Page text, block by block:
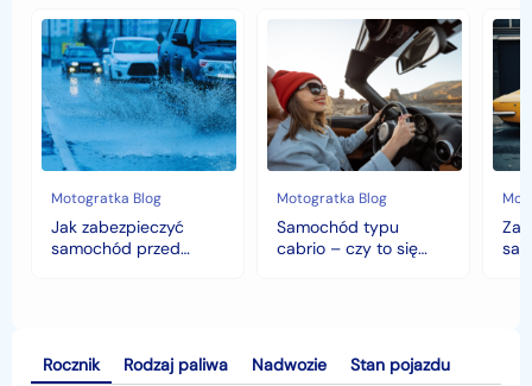
Jak
zabezpieczyć
samochód
przed
jesiennymi
chłodami
i
deszczem?
Motogratka Blog
Jak zabezpieczyć
samochód przed
Samochód
cabrio
–
czy
to
się
opłaca
w
polskim
klimacie?
Motogratka Blog
Samochód typu
cabrio – czy to się
czyli
Rocznik Rodzaj paliwa Nadwozie Stan pojazdu